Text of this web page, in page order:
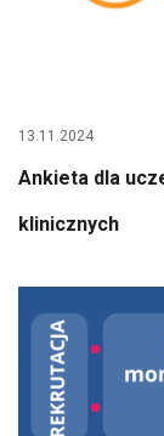
13.11.2024
Ankieta dla
klinicznych